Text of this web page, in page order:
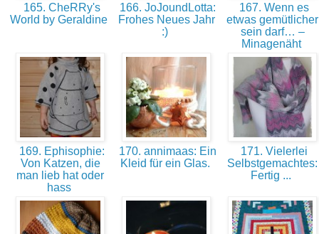
165. CheRRy's
World by Geraldine
166. JoJoundLotta:
Frohes Neues Jahr
:)
167. Wenn es
etwas gemütlicher
sein darf… –
Minagenäht
169. Ephisophie:
Von Katzen, die
man lieb hat oder
hass
170. annimaas: Ein
Kleid für ein Glas.
171. Vielerlei
Selbstgemachtes:
Fertig ...